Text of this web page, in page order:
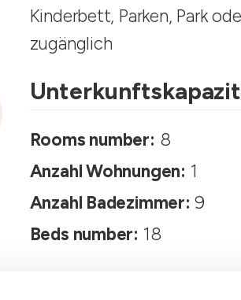
Kinderbett, Parken, Park
zugänglich
Rooms number: 8
Anzahl Wohnungen: 1
Anzahl Badezimmer: 9
Beds number: 18